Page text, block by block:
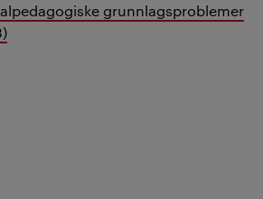
grunnlagsproblemer